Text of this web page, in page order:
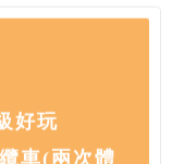
好玩
車(兩次體